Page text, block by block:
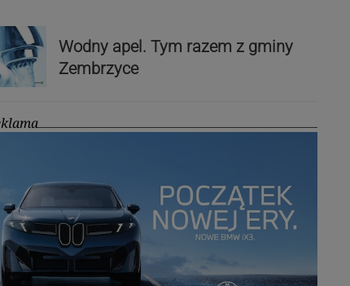
Wodny apel. Tym razem z gminy
Zembrzyce